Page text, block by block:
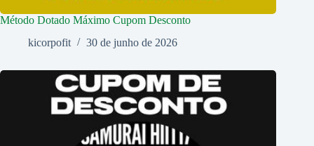
Método Dotado Máximo Cupom Desconto
kicorpofit
30 de junho de 2026